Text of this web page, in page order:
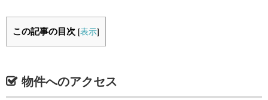
この記事の目次 [表示]
物件へのアクセス